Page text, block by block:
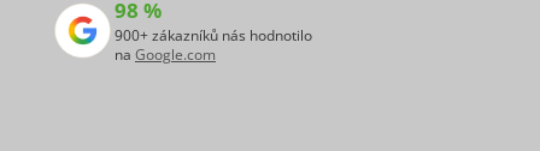
98 %
900+ zákazníků nás hodnotilo
na Google.com